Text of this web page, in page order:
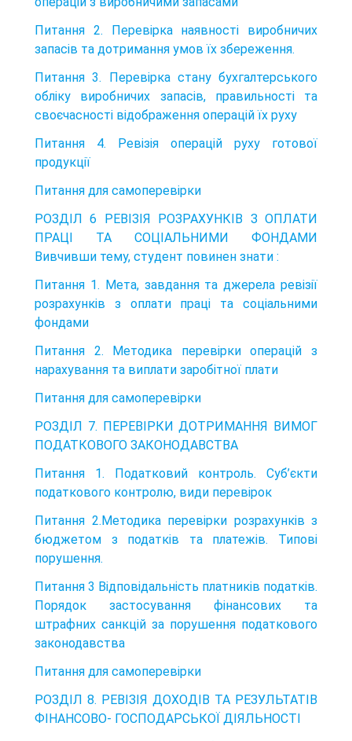
Питання 2. Перевірка наявності виробничих
запасів та дотримання умов їх збереження.
Питання 3. Перевірка стану бухгалтерського
обліку виробничих запасів, правильності та
своєчасності відображення операцій їх руху
Питання 4. Ревізія операцій руху готової
продукції
Питання для самоперевірки
РОЗДІЛ 6 РЕВІЗІЯ РОЗРАХУНКІВ З ОПЛАТИ
ПРАЦІ ТА СОЦІАЛЬНИМИ ФОНДАМИ
Вивчивши тему, студент повинен знати :
Питання 1. Мета, завдання та джерела ревізії
розрахунків з оплати праці та соціальними
фондами
Питання 2. Методика перевірки операцій з
нарахування та виплати заробітної плати
Питання для самоперевірки
РОЗДІЛ 7. ПЕРЕВІРКИ ДОТРИМАННЯ ВИМОГ
ПОДАТКОВОГО ЗАКОНОДАВСТВА
Питання 1. Податковий контроль. Суб’єкти
податкового контролю, види перевірок
Питання 2.Методика перевірки розрахунків з
бюджетом з податків та платежів. Типові
порушення.
Питання 3 Відповідальність платників податків.
Порядок застосування фінансових та
штрафних санкцій за порушення податкового
законодавства
Питання для самоперевірки
РОЗДІЛ 8. РЕВІЗІЯ ДОХОДІВ ТА РЕЗУЛЬТАТІВ
ФІНАНСОВО- ГОСПОДАРСЬКОЇ ДІЯЛЬНОСТІ